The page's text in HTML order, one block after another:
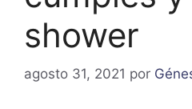
shower
agosto 31, 2021 por